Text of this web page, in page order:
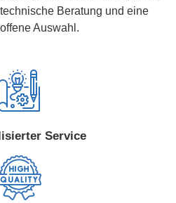
Beratung und eine
Auswahl.
Service